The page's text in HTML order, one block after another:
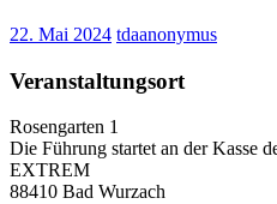
22. Mai 2024 tdaanonymus
Veranstaltungsort
Rosengarten 1
Die Führung startet an der Kasse
EXTREM
88410 Bad Wurzach